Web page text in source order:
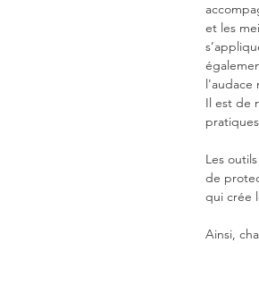
et les
l'audace
Il est de
Les
de
qui crée
Ainsi,